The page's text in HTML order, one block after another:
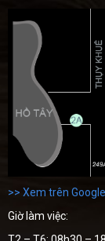
>> Xem trên
Giờ làm việc: